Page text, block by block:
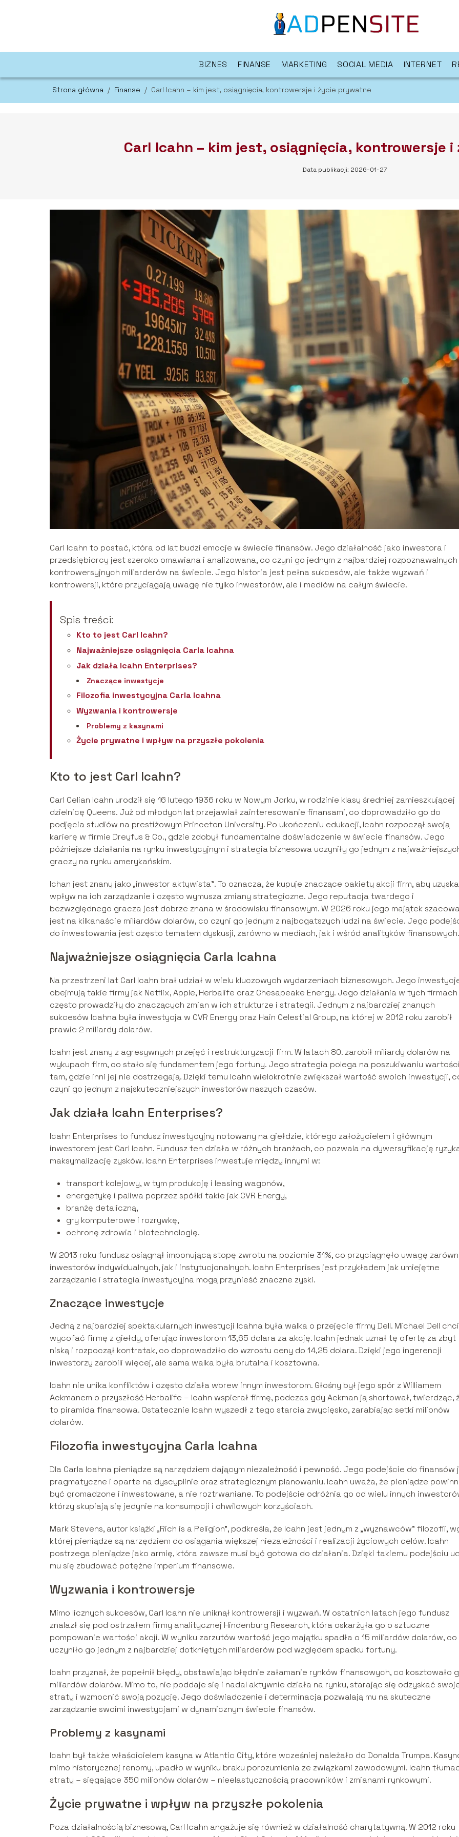
BIZNES FINANSE MARKETING SOCIAL MEDIA INTERNET
Strona główna / Finanse / Carl Icahn – kim jest, osiągnięcia, kontrowersje i życie prywatne
Carl Icahn – kim jest, osiągnięcia, kontrowersje
Data publikacji: 2026-01-27
Carl Icahn to postać, która od lat budzi emocje w świecie finansów. Jego działalność jako inwestora i
przedsiębiorcy jest szeroko omawiana i analizowana, co czyni go jednym z najbardziej rozpoznawalnych
kontrowersyjnych miliarderów na świecie. Jego historia jest pełna sukcesów, ale także wyzwań i
kontrowersji, które przyciągają uwagę nie tylko inwestorów, ale i mediów na całym świecie.
Spis treści:
Kto to jest Carl Icahn?
Najważniejsze osiągnięcia Carla Icahna
Jak działa Icahn Enterprises?
Znaczące inwestycje
Filozofia inwestycyjna Carla Icahna
Wyzwania i kontrowersje
Problemy z kasynami
Życie prywatne i wpływ na przyszłe pokolenia
Kto to jest Carl Icahn?
Carl Celian Icahn urodził się 16 lutego 1936 roku w Nowym Jorku, w rodzinie klasy średniej zamieszkującej
dzielnicę Queens. Już od młodych lat przejawiał zainteresowanie finansami, co doprowadziło go do
podjęcia studiów na prestiżowym Princeton University. Po ukończeniu edukacji, Icahn rozpoczął swoją
karierę w firmie Dreyfus & Co., gdzie zdobył fundamentalne doświadczenie w świecie finansów. Jego
późniejsze działania na rynku inwestycyjnym i strategia biznesowa uczyniły go jednym z
graczy na rynku amerykańskim.
Ichan jest znany jako „inwestor aktywista”. To oznacza, że kupuje znaczące pakiety akcji firm, aby
wpływ na ich zarządzanie i często wymusza zmiany strategiczne. Jego reputacja twardego i
bezwzględnego gracza jest dobrze znana w środowisku finansowym. W 2026 roku jego majątek
jest na kilkanaście miliardów dolarów, co czyni go jednym z najbogatszych ludzi na świecie. Jego
do inwestowania jest często tematem dyskusji, zarówno w mediach, jak i wśród analityków finansowych.
Najważniejsze osiągnięcia Carla Icahna
Na przestrzeni lat Carl Icahn brał udział w wielu kluczowych wydarzeniach biznesowych. Jego
obejmują takie firmy jak Netflix, Apple, Herbalife oraz Chesapeake Energy. Jego działania w tych firmach
często prowadziły do znaczących zmian w ich strukturze i strategii. Jednym z najbardziej znanych
sukcesów Icahna była inwestycja w CVR Energy oraz Hain Celestial Group, na której w 2012 roku zarobił
prawie 2 miliardy dolarów.
Icahn jest znany z agresywnych przejęć i restrukturyzacji firm. W latach 80. zarobił miliardy dolarów na
wykupach firm, co stało się fundamentem jego fortuny. Jego strategia polega na poszukiwaniu wartości
tam, gdzie inni jej nie dostrzegają. Dzięki temu Icahn wielokrotnie zwiększał wartość swoich inwestycji,
czyni go jednym z najskuteczniejszych inwestorów naszych czasów.
Jak działa Icahn Enterprises?
Icahn Enterprises to fundusz inwestycyjny notowany na giełdzie, którego założycielem i głównym
inwestorem jest Carl Icahn. Fundusz ten działa w różnych branżach, co pozwala na dywersyfikację
maksymalizację zysków. Icahn Enterprises inwestuje między innymi w:
transport kolejowy, w tym produkcję i leasing wagonów,
energetykę i paliwa poprzez spółki takie jak CVR Energy,
branżę detaliczną,
gry komputerowe i rozrywkę,
ochronę zdrowia i biotechnologię.
W 2013 roku fundusz osiągnął imponującą stopę zwrotu na poziomie 31%, co przyciągnęło uwagę
inwestorów indywidualnych, jak i instytucjonalnych. Icahn Enterprises jest przykładem jak umiejętne
zarządzanie i strategia inwestycyjna mogą przynieść znaczne zyski.
Znaczące inwestycje
Jedną z najbardziej spektakularnych inwestycji Icahna była walka o przejęcie firmy Dell. Michael Dell
wycofać firmę z giełdy, oferując inwestorom 13,65 dolara za akcję. Icahn jednak uznał tę ofertę za zbyt
niską i rozpoczął kontratak, co doprowadziło do wzrostu ceny do 14,25 dolara. Dzięki jego ingerencji
inwestorzy zarobili więcej, ale sama walka była brutalna i kosztowna.
Icahn nie unika konfliktów i często działa wbrew innym inwestorom. Głośny był jego spór z Williamem
Ackmanem o przyszłość Herbalife – Icahn wspierał firmę, podczas gdy Ackman ją shortował, twierdząc,
to piramida finansowa. Ostatecznie Icahn wyszedł z tego starcia zwycięsko, zarabiając setki milionów
dolarów.
Filozofia inwestycyjna Carla Icahna
Dla Carla Icahna pieniądze są narzędziem dającym niezależność i pewność. Jego podejście do finansów
pragmatyczne i oparte na dyscyplinie oraz strategicznym planowaniu. Icahn uważa, że pieniądze
być gromadzone i inwestowane, a nie roztrwaniane. To podejście odróżnia go od wielu innych
którzy skupiają się jedynie na konsumpcji i chwilowych korzyściach.
Mark Stevens, autor książki „Rich is a Religion”, podkreśla, że Icahn jest jednym z „wyznawców” filozofii,
której pieniądze są narzędziem do osiągania większej niezależności i realizacji życiowych celów. Icahn
postrzega pieniądze jako armię, która zawsze musi być gotowa do działania. Dzięki takiemu podejściu
mu się zbudować potężne imperium finansowe.
Wyzwania i kontrowersje
Mimo licznych sukcesów, Carl Icahn nie uniknął kontrowersji i wyzwań. W ostatnich latach jego fundusz
znalazł się pod ostrzałem firmy analitycznej Hindenburg Research, która oskarżyła go o sztuczne
pompowanie wartości akcji. W wyniku zarzutów wartość jego majątku spadła o 15 miliardów dolarów, co
uczyniło go jednym z najbardziej dotkniętych miliarderów pod względem spadku fortuny.
Icahn przyznał, że popełnił błędy, obstawiając błędnie załamanie rynków finansowych, co kosztowało
miliardów dolarów. Mimo to, nie poddaje się i nadal aktywnie działa na rynku, starając się odzyskać
straty i wzmocnić swoją pozycję. Jego doświadczenie i determinacja pozwalają mu na skuteczne
zarządzanie swoimi inwestycjami w dynamicznym świecie finansów.
Problemy z kasynami
Icahn był także właścicielem kasyna w Atlantic City, które wcześniej należało do Donalda Trumpa.
mimo historycznej renomy, upadło w wyniku braku porozumienia ze związkami zawodowymi. Icahn
straty – sięgające 350 milionów dolarów – nieelastycznością pracowników i zmianami rynkowymi.
Życie prywatne i wpływ na przyszłe pokolenia
Poza działalnością biznesową, Carl Icahn angażuje się również w działalność charytatywną. W 2012 roku